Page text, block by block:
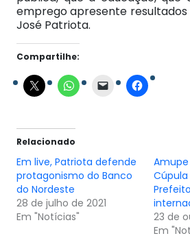
emprego apresente resultados
José Patriota.
Compartilhe:
Relacionado
Em live, Patriota defende
protagonismo do Banco
do Nordeste
28 de julho de 2021
Em "Notícias"
Amupe
23 de
Em